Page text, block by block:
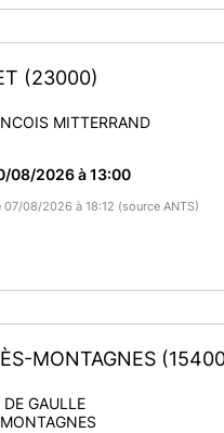
(23000)
MITTERRAND
08/2026 à 13:00
08/2026 à 18:12 (source ANTS)
MONTAGNES
GAULLE